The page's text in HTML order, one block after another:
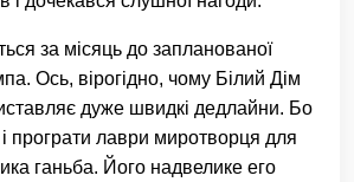
за місяць до запланованої
Ось, вірогідно, чому Білий Дім
дуже швидкі дедлайни. Бо
і програти лаври миротворця для
ганьба. Його надвелике его